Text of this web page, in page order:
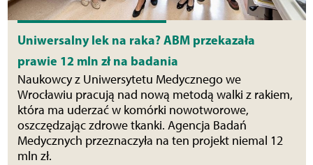
Uniwersalny lek na raka? ABM przekazała
prawie 12 mln zł na badania
Naukowcy z Uniwersytetu Medycznego we
Wrocławiu pracują nad nową metodą walki z rakiem,
która ma uderzać w komórki nowotworowe,
oszczędzając zdrowe tkanki. Agencja Badań
Medycznych przeznaczyła na ten projekt niemal 12
mln zł.